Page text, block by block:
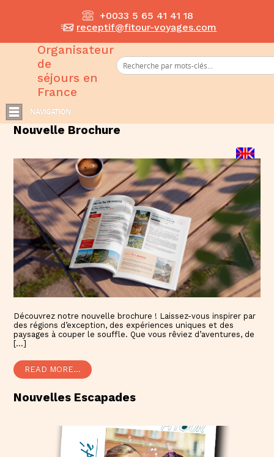
+0033 5 65 41 41 18
receptif@fitour-voyages.com
Organisateur
de
séjours en
France
NAVIGATION
Nouvelle Brochure
Découvrez notre nouvelle brochure ! Laissez-vous inspirer par
des régions d’exception, des expériences uniques et des
paysages à couper le souffle. Que vous rêviez d’aventures, de
[…]
READ MORE...
Nouvelles Escapades